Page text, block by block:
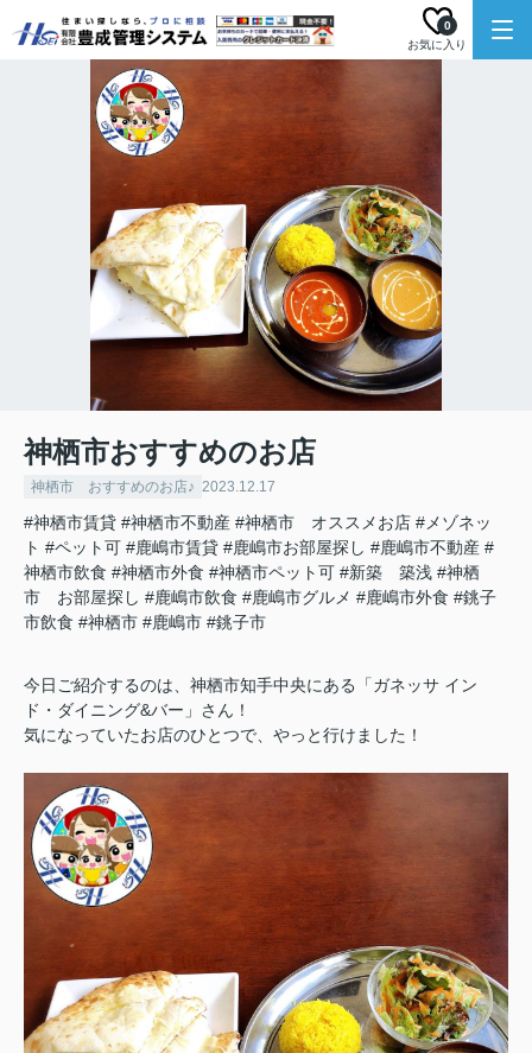
お気に入り
0
神栖市おすすめのお店
神栖市 おすすめのお店♪ 2023.12.17
#神栖市賃貸 #神栖市不動産 #神栖市 オススメお店 #メゾネッ
ト #ペット可 #鹿嶋市賃貸 #鹿嶋市お部屋探し #鹿嶋市不動産 #
神栖市飲食 #神栖市外食 #神栖市ペット可 #新築 築浅 #神栖
市 お部屋探し #鹿嶋市飲食 #鹿嶋市グルメ #鹿嶋市外食 #銚子
市飲食 #神栖市 #鹿嶋市 #銚子市
今日ご紹介するのは、神栖市知手中央にある「ガネッサ イン
ド・ダイニング&バー」さん！
気になっていたお店のひとつで、やっと行けました！